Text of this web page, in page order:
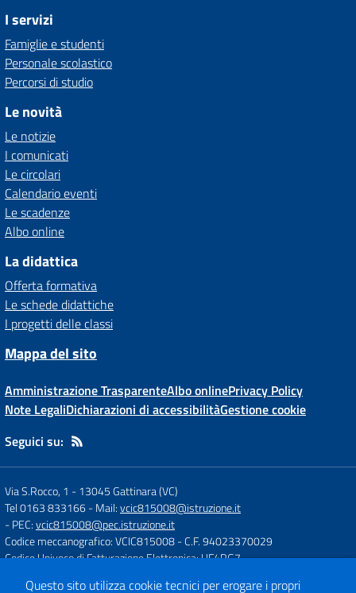
I servizi
Famiglie e studenti
Personale scolastico
Percorsi di studio
Le novità
Le notizie
I comunicati
Le circolari
Calendario eventi
Le scadenze
Albo online
La didattica
Offerta formativa
Le schede didattiche
I progetti delle classi
Mappa del sito
Amministrazione TrasparenteAlbo onlinePrivacy Policy
Note LegaliDichiarazioni di accessibilitàGestione cookie
Seguici su:
Via S.Rocco, 1 -13045 Gattinara (VC)
Tel 0163 833166- Mail:vcic815008@istruzione.it
- PEC:vcic815008@pec.istruzione.it
Codice meccanografico: VCIC815008- C.F. 94023370029
Codice Univoco di Fatturazione Elettronica: UF4RG7
Questo sito utilizza cookie tecnici per erogare i propri